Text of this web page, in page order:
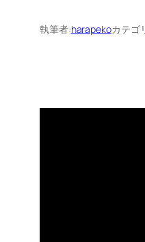
執筆者:harapekoカテゴ